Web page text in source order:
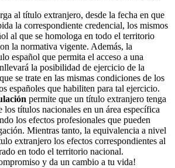
al título extranjero, desde la fecha en que
la correspondiente credencial, los mismos
al que se homologa en todo el territorio
la normativa vigente. Además, la
español que permita el acceso a una
la posibilidad de ejercicio de la
se trate en las mismas condiciones de los
españoles que habiliten para tal ejercicio.
permite que un título extranjero tenga
los títulos nacionales en un área específica
los efectos profesionales que pueden
Mientras tanto, la equivalencia a nivel
extranjero los efectos correspondientes al
en todo el territorio nacional.
y da un cambio a tu vida!